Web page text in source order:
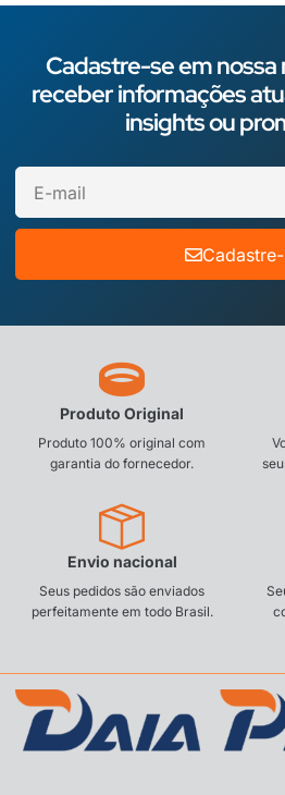
Cadastre-se em
receber informações
insights ou
Produto Original
Produto 100% original com
garantia do fornecedor.
Envio nacional
Seus pedidos são enviados
perfeitamente em todo Brasil.